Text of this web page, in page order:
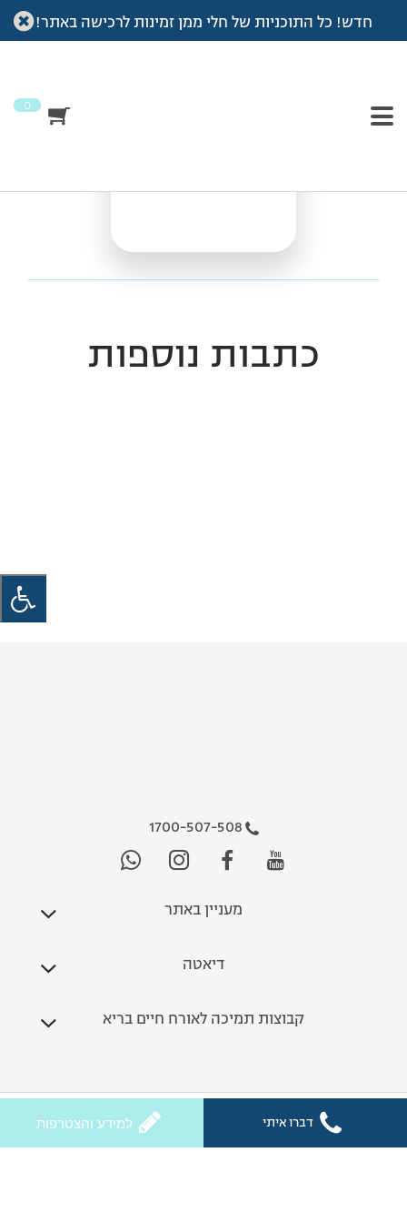
חדש! כל התוכניות של חלי ממן זמינות לרכישה באתר!
0
עמוד הבית >
Vod
>אימון טאבטה
כתבות נוספות
1700-507-508
מעניין באתר
דיאטה
קבוצות תמיכה לאורח חיים בריא
כל הזכויות שמורות לחלי ממן 2026
דברו איתי למידע והצטרפות